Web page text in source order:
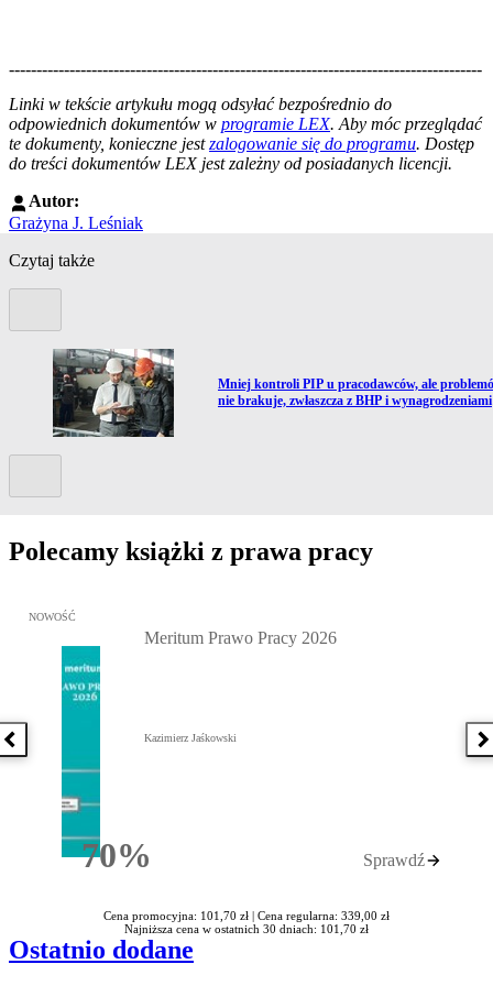
--------------------------------------------------------------------------------------
Linki w tekście artykułu mogą odsyłać bezpośrednio do
odpowiednich dokumentów w programie LEX. Aby móc przeglądać
te dokumenty, konieczne jestzalogowanie się do programu. Dostęp
do treści dokumentów LEX jest zależny od posiadanych licencji.
Autor:
Grażyna J. Leśniak
Czytaj także
Przejdź do artykułu:
Mniej kontroli PIP u pracodawców, ale
nie brakuje, zwłaszcza z BHP i wynagrodzeniami
Polecamy książki z prawa pracy
Poprzednia książka
Przejdź do: Meritum Prawo Pracy 2026, Kazimierz Jaśkowski -
NOWOŚĆ
70%Rabatu
Meritum Prawo Pracy 2026
Kazimierz Jaśkowski
Sprawdź
Cena promocyjna: 101,70 zł | Cena regularna: 339,00 zł
Najniższa cena w ostatnich 30 dniach: 101,70 zł
Ostatnio dodane